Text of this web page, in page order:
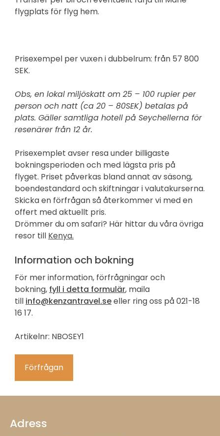
flygplats för flyg hem.
Prisexempel per vuxen i dubbelrum: från 57 800
SEK.
Obs, en lokal miljöskatt om 25 – 100 rupier per
person och natt (ca 20 – 80SEK) betalas på
plats. Gäller samtliga hotell på Seychellerna för
resenärer från 12 år.
Prisexemplet avser resa under billigaste
bokningsperioden och med lägsta pris på
flyget. Priset påverkas bland annat av säsong,
boendestandard och skiftningar i valutakurserna.
Skicka en förfrågan så återkommer vi med en
offert med aktuellt pris.
Drömmer du om safari? Här hittar du våra övriga
resor till Kenya.
Information och bokning
För mer information, förfrågningar och
bokning, fyll i detta formulär, maila
till info@kenzantravel.seeller ring oss på 021-18
16 17.
Artikelnr: NBOSEY1
Förfrågan
Adress